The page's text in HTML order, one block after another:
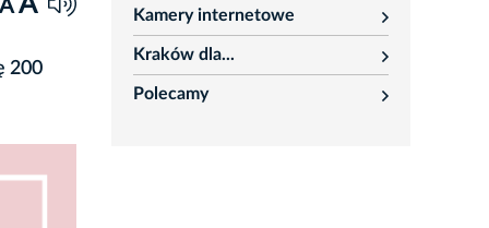
A
200
Kamery internetowe
rozwiń
Kraków dla...
rozwiń
Polecamy
rozwiń